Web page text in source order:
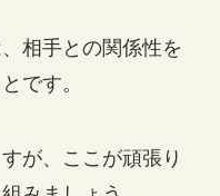
相手との関係性を
です。
が、ここが頑張り